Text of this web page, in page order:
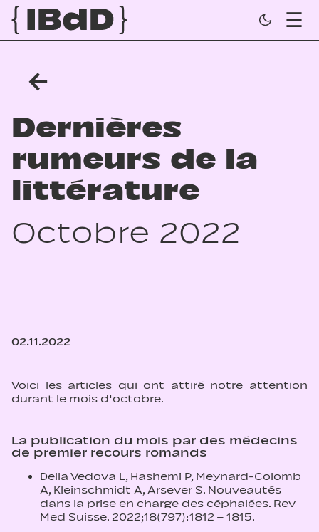
←
Dernières
rumeurs de la
littérature
Octobre 2022
02.11.2022
Voici les articles qui ont attiré notre attention
durant le mois d'octobre.
La publication du mois par des médecins
de premier recours romands
Della Vedova L, Hashemi P, Meynard-Colomb
A, Kleinschmidt A, Arsever S. Nouveautés
dans la prise en charge des céphalées. Rev
Med Suisse. 2022;18(797):1812 – 1815.